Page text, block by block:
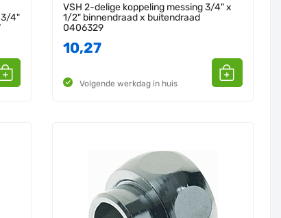
3/4"
VSH 2-delige koppeling messing 3/4" x
1/2" binnendraad x buitendraad
0406329
10,27
Volgende werkdag in huis